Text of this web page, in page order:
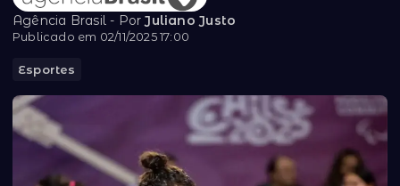
Agência Brasil - PorJuliano Justo
Publicado em 02/11/2025 17:00
Esportes